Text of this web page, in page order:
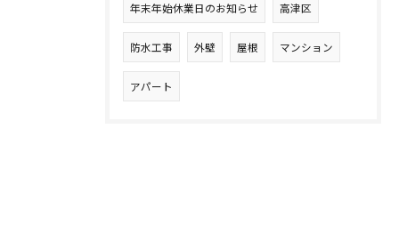
年末年始休業日のお知らせ 高津区
防水工事 外壁 屋根 マンション
アパート